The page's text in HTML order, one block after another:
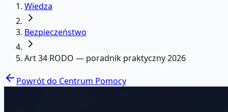
Wiedza
Bezpieczeństwo
Art 34 RODO — poradnik praktyczny 2026
Powrót do Centrum Pomocy